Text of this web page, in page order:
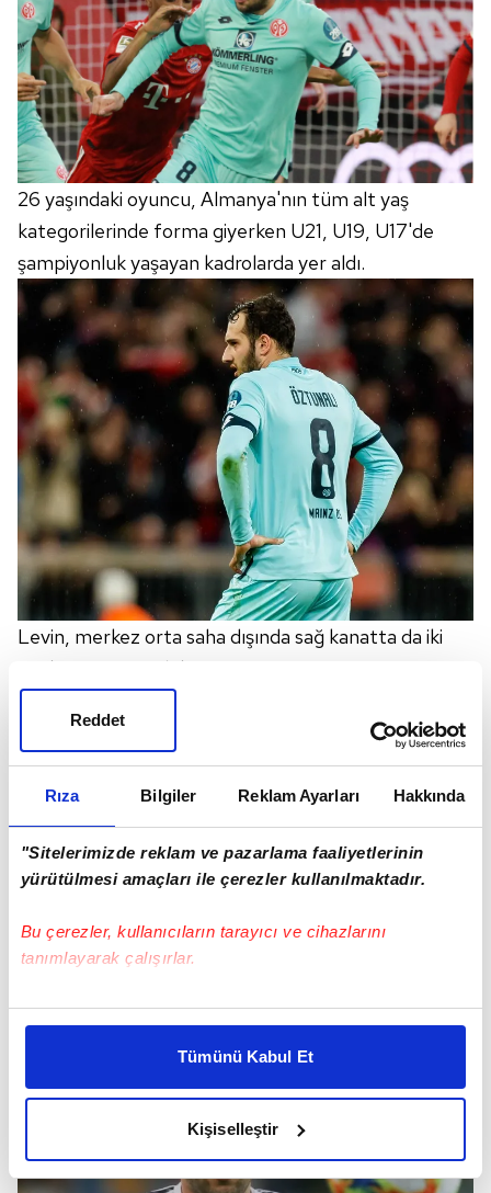
Rıza Bilgiler Reklam Ayarları Hakkında
"Sitelerimizde reklam ve pazarlama faaliyetlerinin
yürütülmesi amaçları ile çerezler kullanılmaktadır.
Bu çerezler, kullanıcıların tarayıcı ve cihazlarını
tanımlayarak çalışırlar.
Bu çerezlere izin vermeniz halinde sizlere özel
daha iyi reklam deneyimi yaşatabiliriz. Bunu yaparken
amacımızın size daha iyi bir reklam deneyimi sunmak
elimizden gelen çabayı gösterdiğimizi ve bu noktada,
Tümünü Kabul Et
Kişiselleştir
Reddet
26 yaşındaki oyuncu, Almanya'nın tüm alt yaş
kategorilerinde forma giyerken U21, U19, U17'de
şampiyonluk yaşayan kadrolarda yer aldı.
Levin, merkez orta saha dışında sağ kanatta da iki
yönlü görev yapabiliyor.